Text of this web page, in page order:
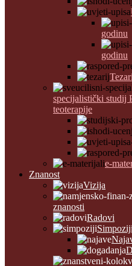
godinu
godinu
specijalistički studij
teoterapije
e-
Znanost
Vizija
znanosti
Radovi
Simpoziji